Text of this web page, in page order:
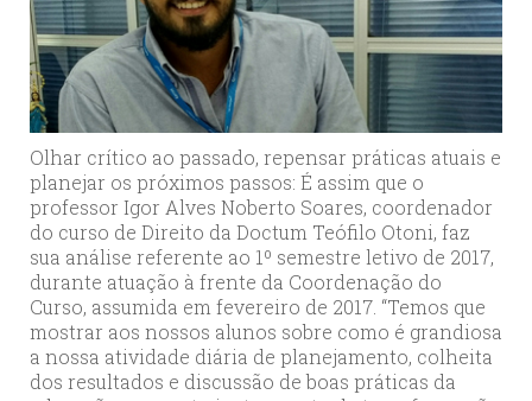
Olhar crítico ao passado, repensar práticas atuais e
planejar os próximos passos: É assim que o
professor Igor Alves Noberto Soares, coordenador
do curso de Direito da Doctum Teófilo Otoni, faz
sua análise referente ao 1º semestre letivo de 2017,
durante atuação à frente da Coordenação do
Curso, assumida em fevereiro de 2017. “Temos que
mostrar aos nossos alunos sobre como é grandiosa
a nossa atividade diária de planejamento, colheita
dos resultados e discussão de boas práticas da